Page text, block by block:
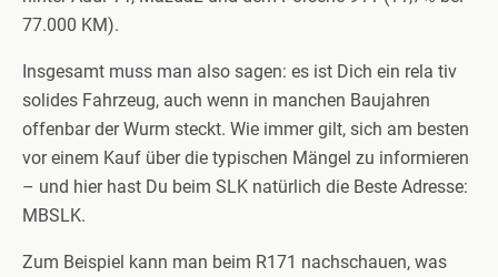
77.000 KM).
Insgesamt muss man also sagen: es ist Dich ein rela tiv
solides Fahrzeug, auch wenn in manchen Baujahren
offenbar der Wurm steckt. Wie immer gilt, sich am besten
vor einem Kauf über die typischen Mängel zu informieren
– und hier hast Du beim SLK natürlich die Beste Adresse:
MBSLK.
Zum Beispiel kann man beim R171 nachschauen, was